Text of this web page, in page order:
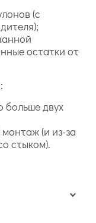
(с
остатки от
больше двух
(и из-за
стыком).